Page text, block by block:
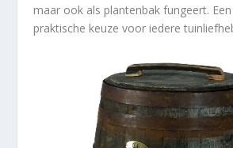
maar ook als plantenbak fungeert.
praktische keuze voor iedere